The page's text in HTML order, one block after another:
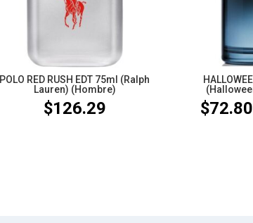
POLO RED RUSH EDT 75ml (Ralph
Lauren) (Hombre)
$126.29 $72.80